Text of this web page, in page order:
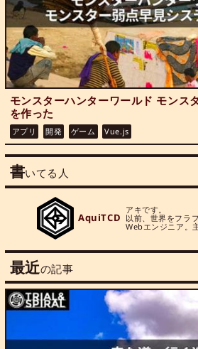
モンスターハンターワールド モンス
を作った
アプリ 開発 ゲーム Vue.js
書いてる人
AquiTCD
アキです。
以前、世界をフラ
Webエンジニア。
最近の記事